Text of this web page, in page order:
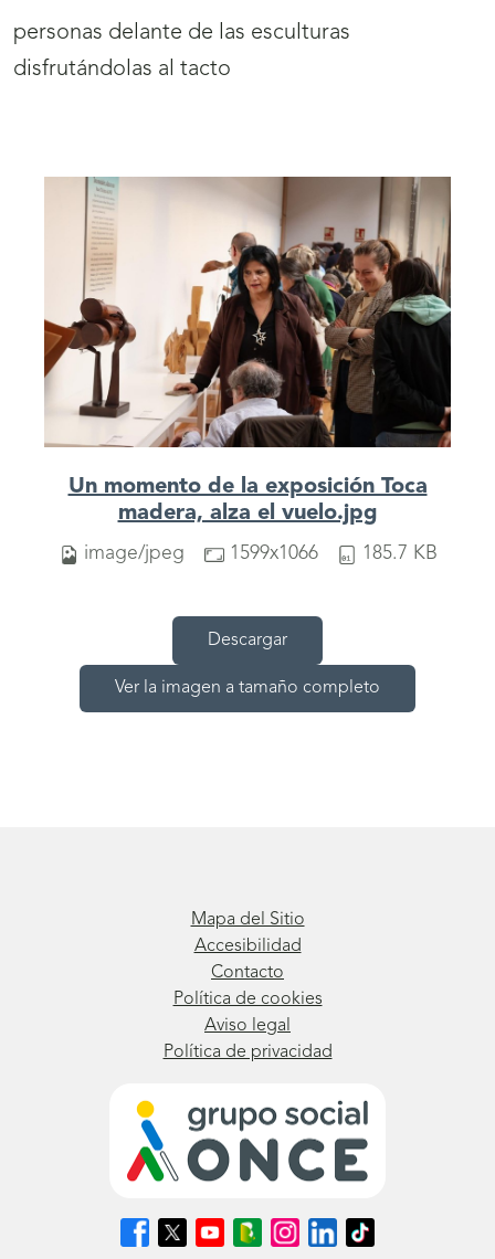
personas delante de las esculturas
disfrutándolas al tacto
Un momento de la exposición Toca
madera, alza el vuelo.jpg
image/jpeg 1599x1066 185.7 KB
Descargar
Ver la imagen a tamaño completo
Mapa del Sitio
Accesibilidad
Contacto
Política de cookies
Aviso legal
Política de privacidad
Síguenos
en
Síguenos
en
Síguenos
en
Síguenos
en
Síguenos
en
Síguenos
en
Síguenos
en